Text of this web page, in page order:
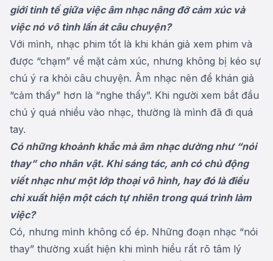
giới tinh tế giữa việc âm nhạc nâng đỡ cảm xúc và
việc nó vô tình lấn át câu chuyện?
Với mình, nhạc phim tốt là khi khán giả xem phim và
được “chạm” về mặt cảm xúc, nhưng không bị kéo sự
chú ý ra khỏi câu chuyện. Âm nhạc nên để khán giả
“cảm thấy” hơn là “nghe thấy”. Khi người xem bắt đầu
chú ý quá nhiều vào nhạc, thường là mình đã đi quá
tay.
Có những khoảnh khắc mà âm nhạc dường như “nói
thay” cho nhân vật. Khi sáng tác, anh có chủ động
viết nhạc như một lớp thoại vô hình, hay đó là điều
chỉ xuất hiện một cách tự nhiên trong quá trình làm
việc?
Có, nhưng mình không cố ép. Những đoạn nhạc “nói
thay” thường xuất hiện khi mình hiểu rất rõ tâm lý